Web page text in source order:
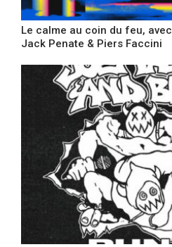
Le calme au coin du feu,
Jack Penate & Piers Faccini